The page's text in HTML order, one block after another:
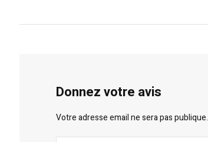
Donnez votre avis
Votre adresse email ne sera pas publique.